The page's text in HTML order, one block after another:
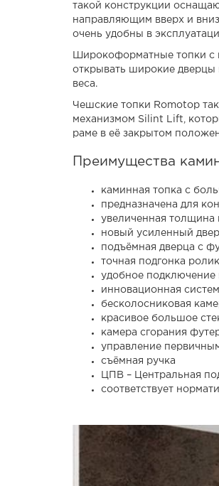
такой конструкции
направляющим вверх и
очень удобны в
Широкоформатные топки с
открывать широкие дверцы
веса.
Чешские топки Romotop
механизмом Silint Lift,
раме в её закрытом
Преимущества
каминная топка с
предназначена для
увеличенная толщина
новый усиленный
подъёмная дверца с
точная подгонка
удобное подключение
инновационная
бесколосниковая
красивое большое
камера сгорания
управление
съёмная ручка
ЦПВ – Центральная
соответствует